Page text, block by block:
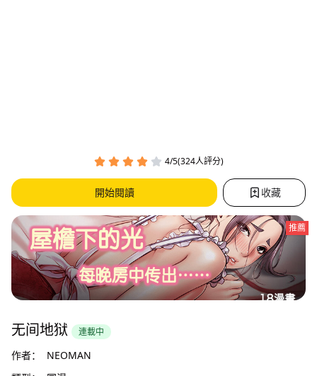
4/5(324人評分)
開始閱讀 收藏
推薦
无间地狱 連載中
作者：
NEOMAN